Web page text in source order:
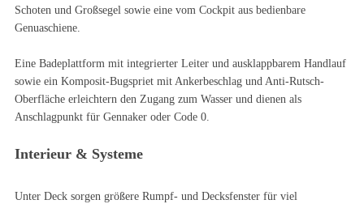
Schoten und Großsegel sowie eine vom Cockpit aus bedienbare
Genuaschiene.
Eine Badeplattform mit integrierter Leiter und ausklappbarem Handlauf
sowie ein Komposit-Bugspriet mit Ankerbeschlag und Anti-Rutsch-
Oberfläche erleichtern den Zugang zum Wasser und dienen als
Anschlagpunkt für Gennaker oder Code 0.
Interieur & Systeme
Unter Deck sorgen größere Rumpf- und Decksfenster für viel